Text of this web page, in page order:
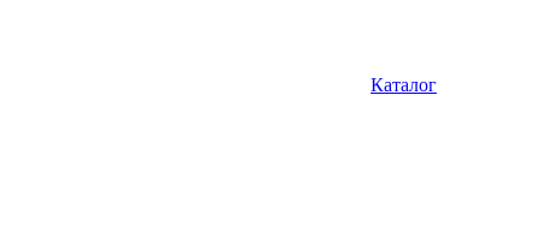
Каталог